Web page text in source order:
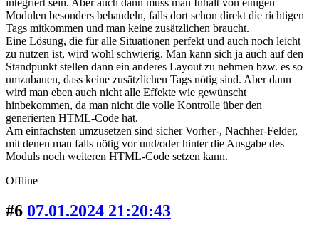
integriert sein. Aber auch dann muss man Inhalt von einigen
Modulen besonders behandeln, falls dort schon direkt die richtigen
Tags mitkommen und man keine zusätzlichen braucht.
Eine Lösung, die für alle Situationen perfekt und auch noch leicht
zu nutzen ist, wird wohl schwierig. Man kann sich ja auch auf den
Standpunkt stellen dann ein anderes Layout zu nehmen bzw. es so
umzubauen, dass keine zusätzlichen Tags nötig sind. Aber dann
wird man eben auch nicht alle Effekte wie gewünscht
hinbekommen, da man nicht die volle Kontrolle über den
generierten HTML-Code hat.
Am einfachsten umzusetzen sind sicher Vorher-, Nachher-Felder,
mit denen man falls nötig vor und/oder hinter die Ausgabe des
Moduls noch weiteren HTML-Code setzen kann.
Offline
#6 07.01.2024 21:20:43